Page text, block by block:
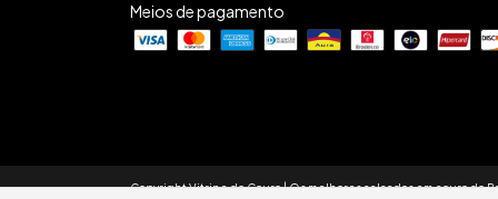
Meios de pagamento
Copyright Vitrine do Couro | Os melhores calçados em couro do